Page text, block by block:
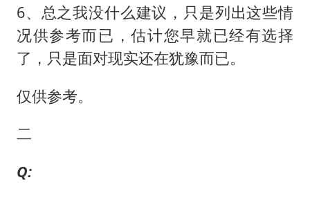
6、总之我没什么建议，只是列出这些情
况供参考而已，估计您早就已经有选择
了，只是面对现实还在犹豫而已。
仅供参考。
二
Q: